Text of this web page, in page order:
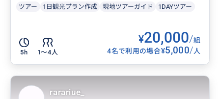
ツアー 1日観光プラン作成 現地ツアーガイド 1DAYツアー
5h 1〜4人
¥20,000/組
4名で利用の場合¥5,000/人
rarariue_